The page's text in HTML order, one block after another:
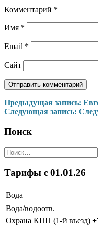
Комментарий *
Имя *
Email *
Сайт
Навигация
по
записям
Предыдущая запись:
Следующая запись:
Поиск
Найти:
Тарифы c 01.01.26
Вода
Вода/водоотв.
Охрана КПП (1-й въезд)